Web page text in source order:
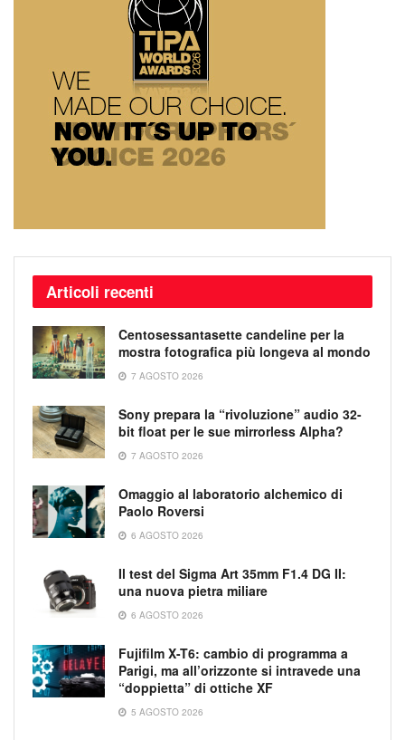
Articoli recenti
Centosessantasette candeline per la
mostra fotografica più longeva al mondo
7 AGOSTO 2026
Sony prepara la “rivoluzione” audio 32-
bit float per le sue mirrorless Alpha?
7 AGOSTO 2026
Omaggio al laboratorio alchemico di
Paolo Roversi
6 AGOSTO 2026
Il test del Sigma Art 35mm F1.4 DG II:
una nuova pietra miliare
6 AGOSTO 2026
Fujifilm X-T6: cambio di programma a
Parigi, ma all’orizzonte si intravede una
“doppietta” di ottiche XF
5 AGOSTO 2026